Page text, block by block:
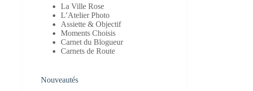
La Ville Rose
L’Atelier Photo
Assiette & Objectif
Moments Choisis
Carnet du Blogueur
Carnets de Route
Nouveautés